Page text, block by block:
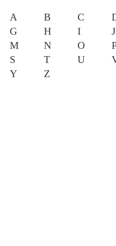
A B C
G
H I J
M
N O
S
T U
Y
Z